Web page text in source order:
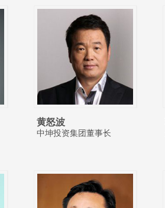
黄怒波
中坤投资集团董事长